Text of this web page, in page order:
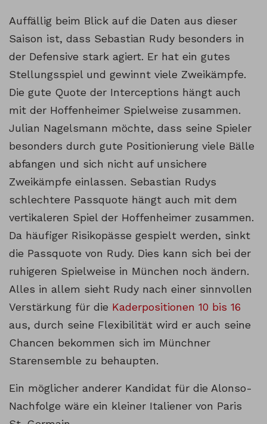
Auffällig beim Blick auf die Daten aus dieser
Saison ist, dass Sebastian Rudy besonders in
der Defensive stark agiert. Er hat ein gutes
Stellungsspiel und gewinnt viele Zweikämpfe.
Die gute Quote der Interceptions hängt auch
mit der Hoffenheimer Spielweise zusammen.
Julian Nagelsmann möchte, dass seine Spieler
besonders durch gute Positionierung viele Bälle
abfangen und sich nicht auf unsichere
Zweikämpfe einlassen. Sebastian Rudys
schlechtere Passquote hängt auch mit dem
vertikaleren Spiel der Hoffenheimer zusammen.
Da häufiger Risikopässe gespielt werden, sinkt
die Passquote von Rudy. Dies kann sich bei der
ruhigeren Spielweise in München noch ändern.
Alles in allem sieht Rudy nach einer sinnvollen
Verstärkung für die Kaderpositionen 10 bis 16
aus, durch seine Flexibilität wird er auch seine
Chancen bekommen sich im Münchner
Starensemble zu behaupten.
Ein möglicher anderer Kandidat für die Alonso-
Nachfolge wäre ein kleiner Italiener von Paris